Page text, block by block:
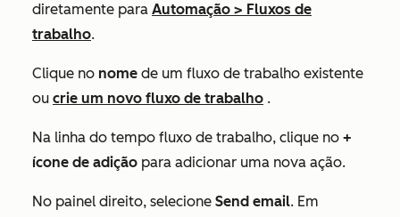
diretamente para Automação > Fluxos de
trabalho.
Clique no nome de um fluxo de trabalho existente
ou crie um novo fluxo de trabalho .
Na linha do tempo fluxo de trabalho, clique no +
ícone de adição para adicionar uma nova ação.
No painel direito, selecione Send email. Em